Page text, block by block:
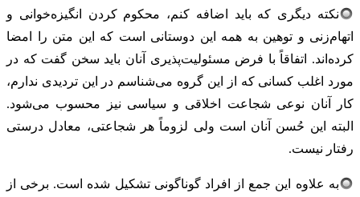
نکته دیگری که باید اضافه کنم، محکوم کردن انگیزه‌خوانی و
اتهام‌زنی و توهین به همه این دوستانی است که این متن را امضا
کرده‌اند. اتفاقاً با فرض مسئولیت‌پذیری آنان باید سخن گفت که در
مورد اغلب کسانی که از این گروه می‌شناسم در این تردیدی ندارم،
کار آنان نوعی شجاعت اخلاقی و سیاسی نیز محسوب می‌شود.
البته این حُسن آنان است ولی لزوماً هر شجاعتی، معادل درستی
رفتار نیست.
به علاوه این جمع از افراد گوناگونی تشکیل شده است. برخی از